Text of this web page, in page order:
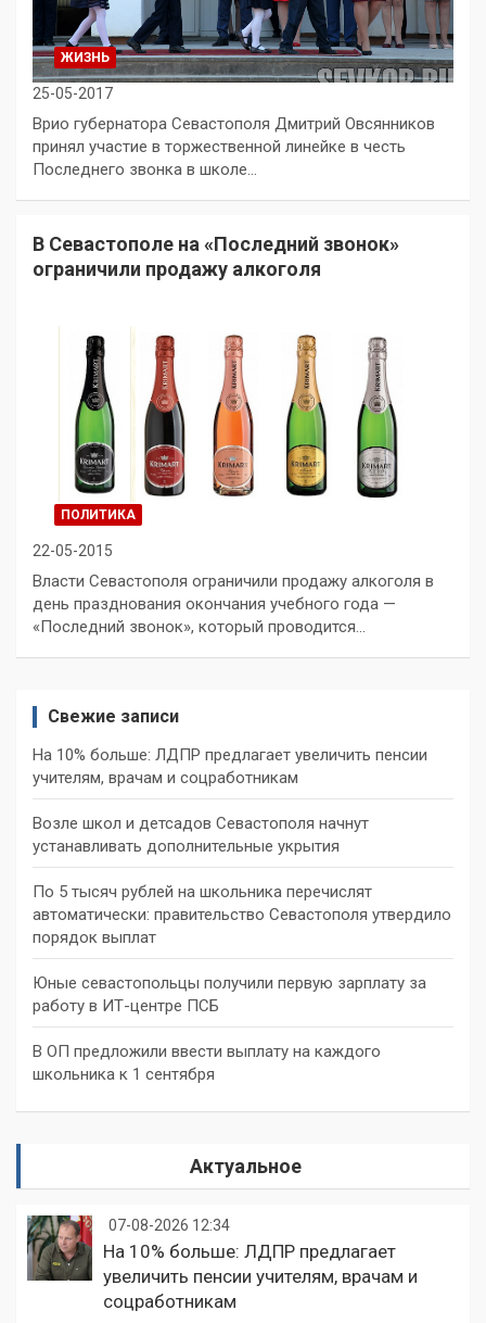
ЖИЗНЬ
25-05-2017
Врио губернатора Севастополя Дмитрий Овсянников
принял участие в торжественной линейке в честь
Последнего звонка в школе…
В Севастополе на «Последний звонок»
ограничили продажу алкоголя
ПОЛИТИКА
22-05-2015
Власти Севастополя ограничили продажу алкоголя в
день празднования окончания учебного года —
«Последний звонок», который проводится…
Свежие записи
На 10% больше: ЛДПР предлагает увеличить пенсии
учителям, врачам и соцработникам
Возле школ и детсадов Севастополя начнут
устанавливать дополнительные укрытия
По 5 тысяч рублей на школьника перечислят
автоматически: правительство Севастополя утвердило
порядок выплат
Юные севастопольцы получили первую зарплату за
работу в ИТ-центре ПСБ
В ОП предложили ввести выплату на каждого
школьника к 1 сентября
Актуальное
07-08-2026 12:34
На 10% больше: ЛДПР предлагает
увеличить пенсии учителям, врачам и
соцработникам